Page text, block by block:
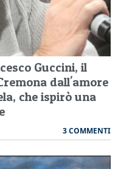
Guccini, il
dall'amore
che ispirò una
3 COMMENTI